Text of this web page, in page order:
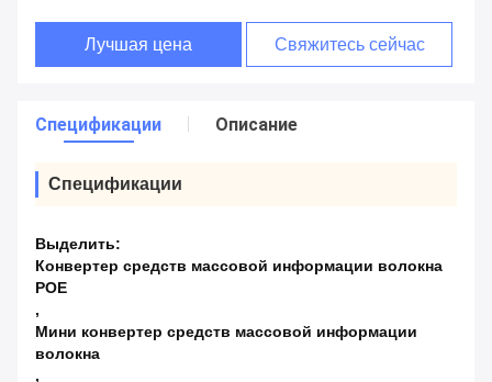
Лучшая цена Свяжитесь сейчас
Спецификации Описание
Спецификации
Выделить:
Конвертер средств массовой информации волокна
POE
,
Мини конвертер средств массовой информации
волокна
,